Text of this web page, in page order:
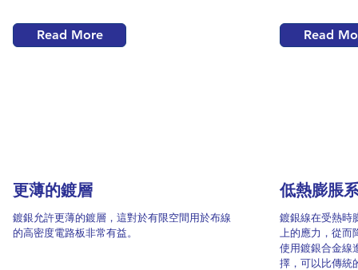
Read More Read
更薄的鍍層
鍍銀允許更薄的鍍層，這對於有限空間用於布線
的高密度電路板非常有益。
低熱膨脹
鍍銀線在受熱時
上的應力，從而
使用鍍銀合金線
擇，可以比傳統